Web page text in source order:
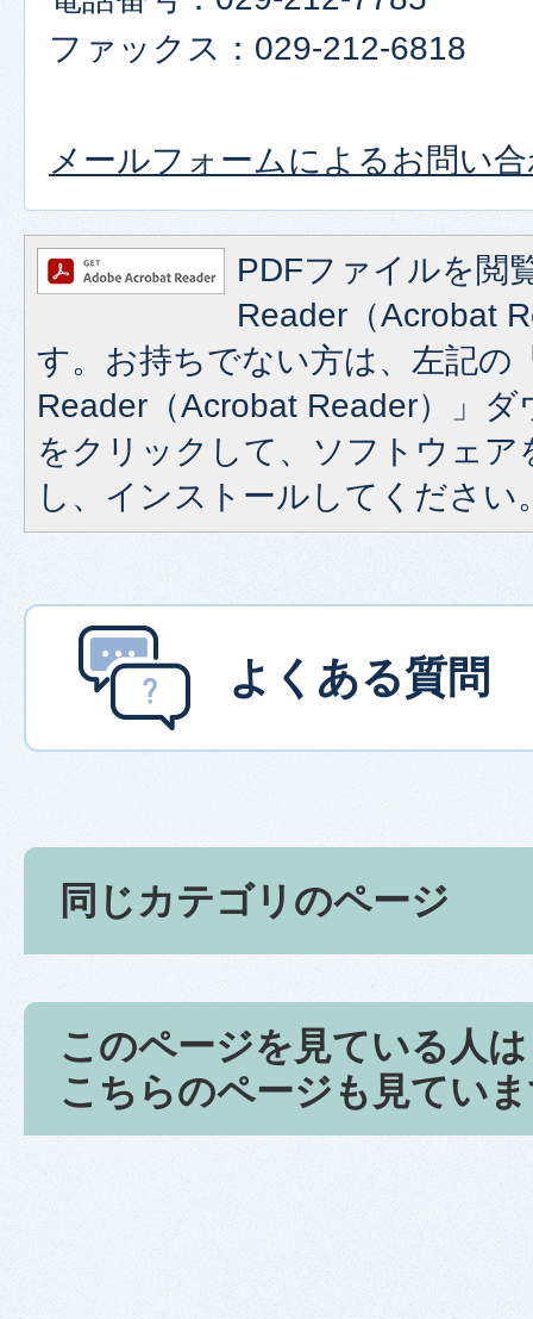
ファックス：029-212-6818
メールフォームによるお問い
PDFファイルを閲
Reader（Acrobat
す。お持ちでない方は、左記の
Reader（Acrobat Reader）」
をクリックして、ソフトウェア
し、インストールしてください
よくある質問
同じカテゴリのページ
このページを見ている人は
こちらのページも見てい